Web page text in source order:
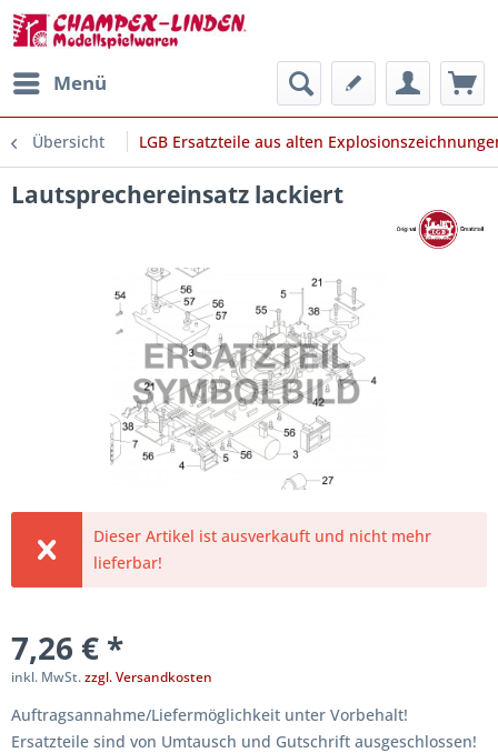
Menü
Übersicht LGB Ersatzteile aus alten
Lautsprechereinsatz lackiert
Dieser Artikel ist ausverkauft und nicht mehr
lieferbar!
7,26 € *
inkl. MwSt.zzgl. Versandkosten
Auftragsannahme/Liefermöglichkeit unter Vorbehalt!
Ersatzteile sind von Umtausch und Gutschrift ausgeschlossen!